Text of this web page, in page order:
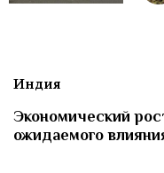
Индия
Экономический
ожидаемого